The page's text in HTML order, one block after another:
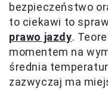
bezpieczeństwo
to ciekawi to
prawo jazdy.
momentem na
średnia
zazwyczaj ma